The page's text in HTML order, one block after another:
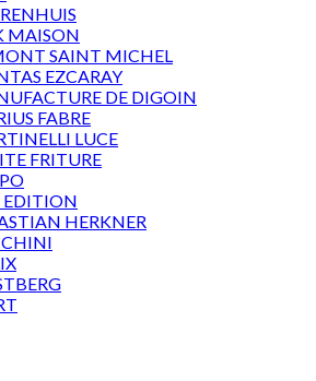
MAISON
SAINT MICHEL
EZCARAY
DE DIGOIN
FABRE
LUCE
FRITURE
EDITION
HERKNER